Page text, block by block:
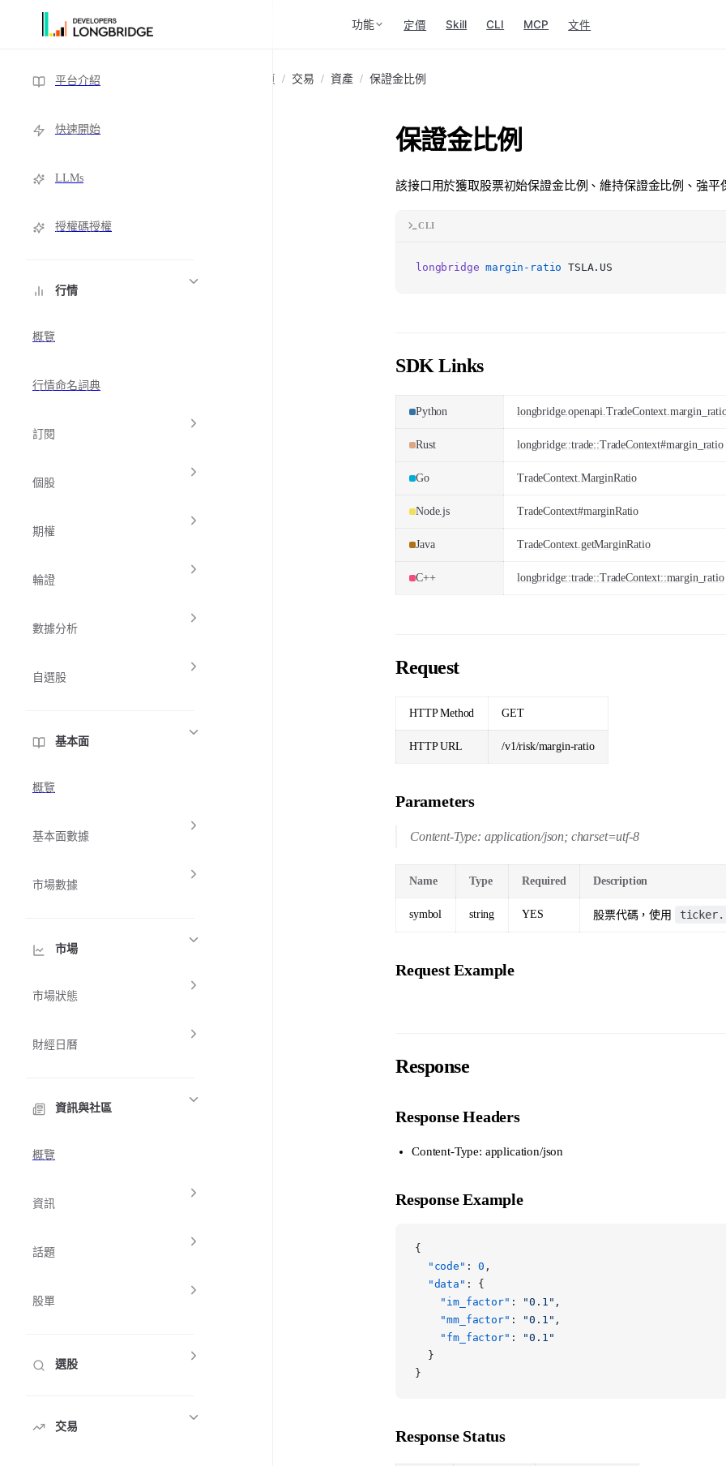
跳轉到內容 功能 定價 Skill CLI MCP 文件
平台介紹
快速開始
LLMs
授權碼授權
行情
概覽
行情命名詞典
訂閱
個股
期權
輪證
數據分析
自選股
基本面
概覽
基本面數據
市場數據
市場
市場狀態
財經日曆
資訊與社區
概覽
資訊
話題
股單
選股
交易
主頁 / 交易 / 資產 / 保證金比例
保證金比例
該接口用於獲取股票初始保證金比例、維持保證金比例、強平
CLI
longbridge margin-ratio TSLA.US
SDK Links
Python
Rust longbridge::trade::TradeContext#margin_ratio
Go TradeContext.MarginRatio
Node.js TradeContext#marginRatio
Java TradeContext.getMarginRatio
C++ longbridge::trade::TradeContext::margin_ratio
Request
HTTP Method GET
HTTP URL /v1/risk/margin-ratio
Parameters
Content-Type: application/json; charset=utf-8
Name Type Required Description
symbol string YES 股票代碼，使用
Request Example
Response
Response Headers
Content-Type: application/json
Response Example
{
  "code"
: 0 ,
  "data"
: {
    "im_factor"
: "0.1" ,
    "mm_factor"
: "0.1" ,
    "fm_factor"
:
"0.1"
  }
}
Response Status